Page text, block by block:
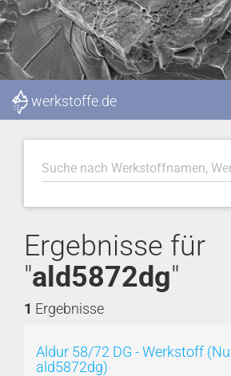
werkstoffe.de
Ergebnisse für
"ald5872dg"
1 Ergebnisse
Aldur 58/72 DG - Werkstoff
ald5872dg)